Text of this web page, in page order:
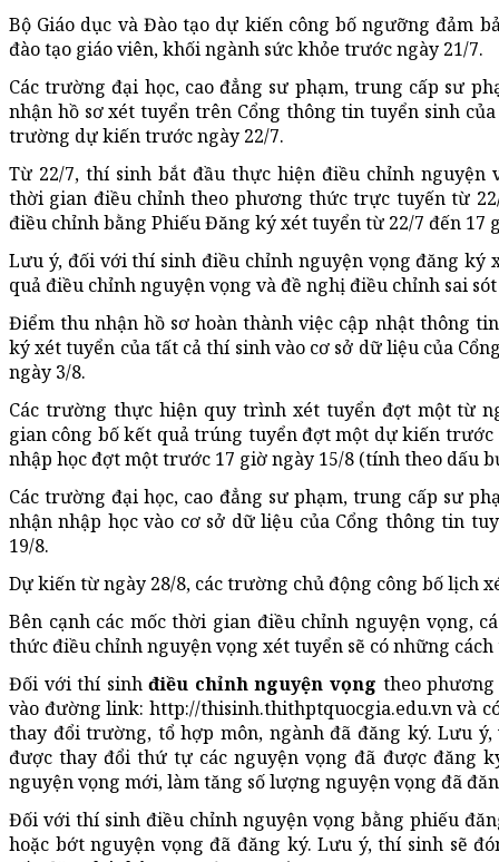
Bộ Giáo dục và Đào tạo dự kiến công bố ngưỡng đảm
đào tạo giáo viên, khối ngành sức khỏe trước ngày 21/7.
Các trường đại học, cao đẳng sư phạm, trung cấp sư
nhận hồ sơ xét tuyển trên Cổng thông tin tuyển sinh
trường dự kiến trước ngày 22/7.
Từ 22/7, thí sinh bắt đầu thực hiện điều chỉnh nguyện
thời gian điều chỉnh theo phương thức trực tuyến từ
điều chỉnh bằng Phiếu Đăng ký xét tuyển từ 22/7 đến 17
Lưu ý, đối với thí sinh điều chỉnh nguyện vọng đăng
quả điều chỉnh nguyện vọng và đề nghị điều chỉnh sai
Điểm thu nhận hồ sơ hoàn thành việc cập nhật thông
ký xét tuyển của tất cả thí sinh vào cơ sở dữ liệu của
ngày 3/8.
Các trường thực hiện quy trình xét tuyển đợt một từ
gian công bố kết quả trúng tuyển đợt một dự kiến trước
nhập học đợt một trước 17 giờ ngày 15/8 (tính theo dấu
Các trường đại học, cao đẳng sư phạm, trung cấp sư
nhận nhập học vào cơ sở dữ liệu của Cổng thông tin
19/8.
Dự kiến từ ngày 28/8, các trường chủ động công bố lịch
Bên cạnh các mốc thời gian điều chỉnh nguyện vọng,
thức điều chỉnh nguyện vọng xét tuyển sẽ có những
Đối với thí sinhđiều chỉnh nguyện vọng theo
vào đường link: http://thisinh.thithptquocgia.edu.vn và
thay đổi trường, tổ hợp môn, ngành đã đăng ký. Lưu
được thay đổi thứ tự các nguyện vọng đã được đăng
nguyện vọng mới, làm tăng số lượng nguyện vọng đã
Đối với thí sinh điều chỉnh nguyện vọng bằng phiếu
hoặc bớt nguyện vọng đã đăng ký. Lưu ý, thí sinh sẽ